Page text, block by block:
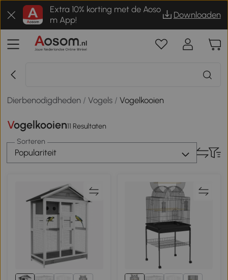
Extra 10% korting met de Aoso
m App!
Downloaden
Dierbenodigdheden /Vogels /Vogelkooien
Vogelkooien11 Resultaten
Sorteren
Populariteit